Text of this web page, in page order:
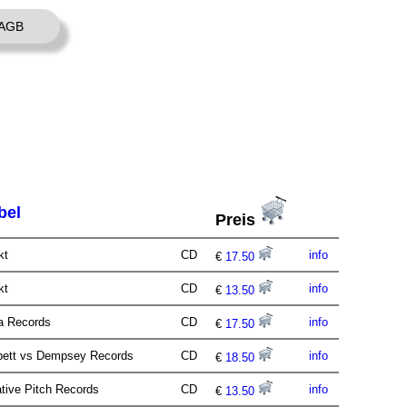
Preis
CD € 17.50 info
CD € 13.50 info
Records CD € 17.50 info
vs Dempsey Records CD € 18.50 info
Pitch Records CD € 13.50 info